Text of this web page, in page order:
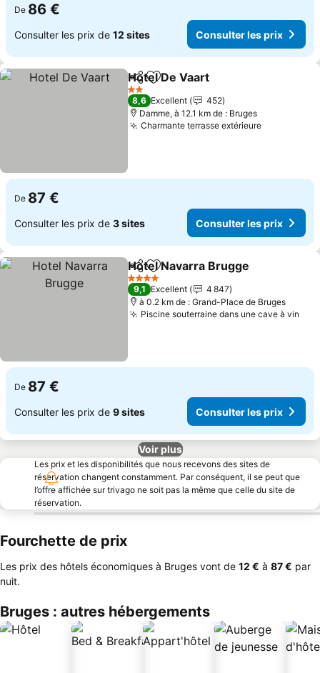
De 86 €
Consulter les prix de 12 sites Consulter les prix
PartagerAjouter à mes favoris
Hotel De Vaart
2 Étoiles
8,6 Excellent
452
Damme, à 12.1 km de : Bruges
Charmante terrasse extérieureConsulter
De 87 €
Consulter les prix de 3 sites Consulter les prix
PartagerAjouter à mes favoris
Hotel Navarra Brugge
4 Étoiles
9,1 Excellent
4 847
à 0.2 km de : Grand-Place de Bruges
Piscine souterraine dans une cave à vin
De 87 €
Consulter les prix de 9 sites Consulter les prix
Voir plus
Les prix et les disponibilités que nous recevons des sites de
réservation changent constamment. Par conséquent, il se peut que
l’offre affichée sur trivago ne soit pas la même que celle du site de
réservation.
Fourchette de prix
Les prix des hôtels économiques à Bruges vont de ‎12 € à ‎87 € par
nuit.
Bruges : autres hébergements